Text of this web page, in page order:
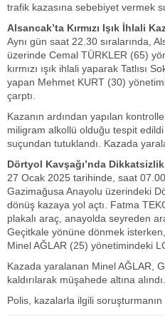
trafik kazasına sebebiyet vermek
Alsancak’ta Kırmızı Işık İhlali
Aynı gün saat 22.30 sıralarında,
üzerinde Cemal TÜRKLER (65)
kırmızı ışık ihlali yaparak Tatlısı
yapan Mehmet KURT (30)
çarptı.
Kazanın ardından yapılan
miligram alkollü olduğu tespit
suçundan tutuklandı. Kazada
Dörtyol Kavşağı’nda
27 Ocak 2025 tarihinde, saat
Gazimağusa Anayolu üzerindeki
dönüş kazaya yol açtı. Fatma
plakalı araç, anayolda seyreden
Geçitkale yönüne dönmek
Minel AĞLAR (25) yönetimindeki
Kazada yaralanan Minel AĞLAR,
kaldırılarak müşahede altına alındı.
Polis, kazalarla ilgili soruşturmanın